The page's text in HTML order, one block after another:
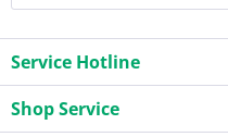
Service Hotline
Shop Service